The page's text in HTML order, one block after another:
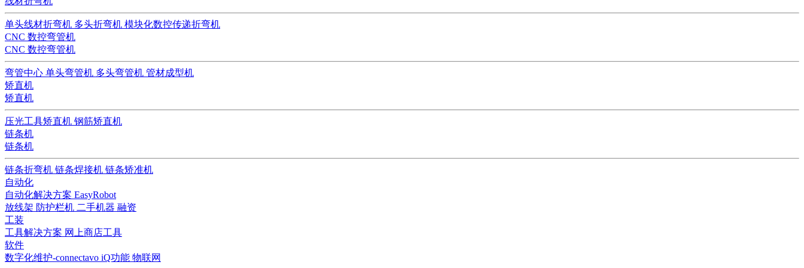
单头线材折弯机 多头折弯机 模块化数控传递折弯机
CNC 数控弯管机
CNC 数控弯管机
弯管中心 单头弯管机 多头弯管机 管材成型机
矫直机
矫直机
压光工具矫直机 钢筋矫直机
链条机
链条机
链条折弯机 链条焊接机 链条矫准机
自动化
自动化解决方案 EasyRobot
放线架 防护栏机 二手机器 融资
工装
工具解决方案 网上商店工具
软件
数字化维护-connectavo iQ功能 物联网